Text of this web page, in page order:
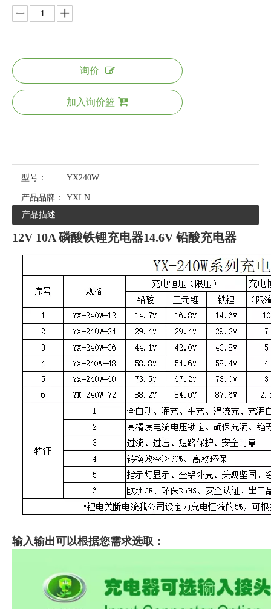
询价
加入询价篮
型号： YX240W
产品品牌：
YXLN
产品描述
12V 10A 磷酸铁锂充电器14.6V 铅酸充电器
输入输出可以根据您需求选取：